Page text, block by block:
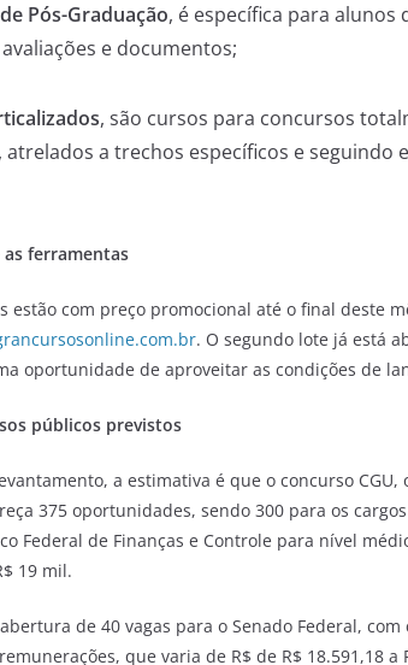
Pós-Graduação, é específica para
e documentos;
, são cursos para concursos
a trechos específicos e seguindo
ferramentas
estão com preço promocional até o final deste
. O segundo lote já está
oportunidade de aproveitar as condições de
públicos previstos
a estimativa é que o concurso
375 oportunidades, sendo 300 para os
Federal de Finanças e Controle para nível
19 mil.
de 40 vagas para o Senado Federal,
que varia de R$ de R$ 18.591,18 a